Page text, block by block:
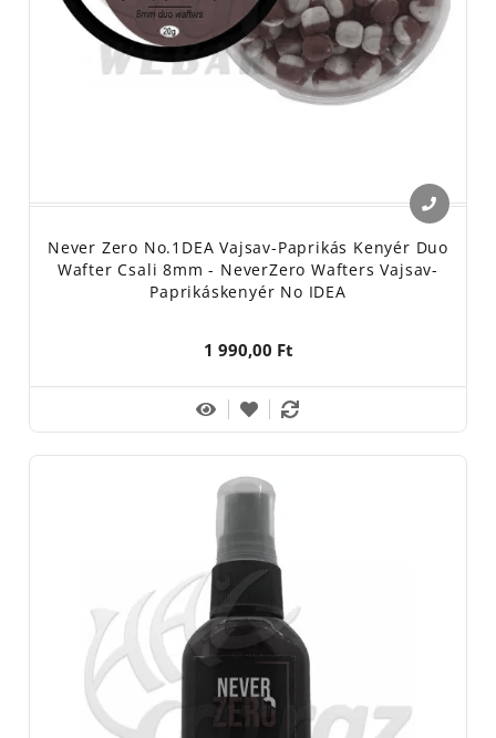
Never Zero No.1DEA Vajsav-Paprikás Kenyér Duo
Wafter Csali 8mm - NeverZero Wafters Vajsav-
Paprikáskenyér No IDEA
1 990,00 Ft